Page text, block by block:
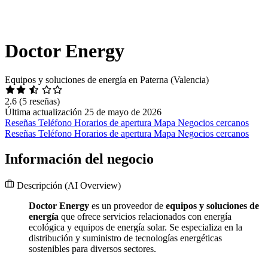
Doctor Energy
Equipos y soluciones de energía en Paterna (Valencia)
2.6 (5 reseñas)
Última actualización 25 de mayo de 2026
Reseñas Teléfono Horarios de apertura Mapa Negocios cercanos
Reseñas Teléfono Horarios de apertura Mapa Negocios cercanos
Información del negocio
Descripción (AI Overview)
Doctor Energy es un proveedor de equipos y soluciones de
energía que ofrece servicios relacionados con energía
ecológica y equipos de energía solar. Se especializa en la
distribución y suministro de tecnologías energéticas
sostenibles para diversos sectores.